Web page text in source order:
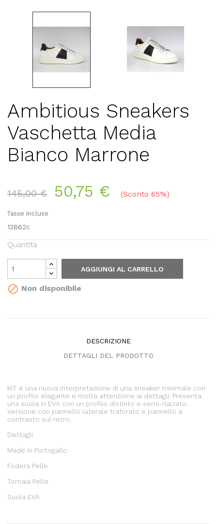
Ambitious Sneakers
Vaschetta Media
Bianco Marrone
145,00 € 50,75 € Sconto 65%
Tasse incluse
12862c
Quantità
AGGIUNGI AL CARRELLO
 Non disponibile
DESCRIZIONE
DETTAGLI DEL PRODOTTO
KIT è una nuova interpretazione di una sneaker minimale con
un profilo elegante e molta attenzione ai dettagli. Presenta
una suola in EVA con un profilo distinto e semi-rialzato.
Versione con pannello laterale traforato e pannello a
contrasto sul retro.
Dettagli
Made in Portogallo
Fodera Pelle
Tomaia Pelle
Suola EVA